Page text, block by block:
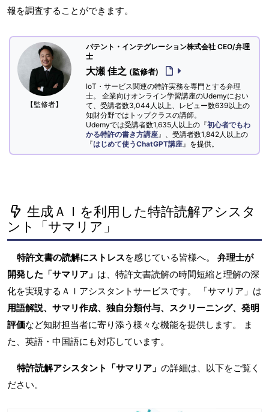
報を調査することができます。
【監修者】
パテント・インテグレーション株式会社 CEO/弁理
士
大瀬 佳之 (監修者)
IoT・サービス関連の特許実務を専門とする弁理
士。 企業向けオンライン学習講座のUdemyにおい
て、受講者数3,044人以上、レビュー数639以上の
知財分野ではトップクラスの講師。
Udemyでは受講者数1,635人以上の『初心者でもわ
かる特許の書き方講座 』、受講者数1,842人以上の
『はじめて使うChatGPT講座 』を提供。
生成ＡＩを利用した特許読解アシスタ
ント「サマリア」
特許文書の読解にストレスを感じている皆様へ。 弁理士が
開発した「サマリア」 は、特許文書読解の時間短縮と理解の深
化を実現するＡＩアシスタントサービスです。 「サマリア」は
用語解説、サマリ作成、独自分類付与、スクリーニング、発明
評価など知財担当者に寄り添う様々な機能を提供します。 ま
た、英語・中国語にも対応しています。
特許読解アシスタント「サマリア」 の詳細は、以下をご覧く
ださい。